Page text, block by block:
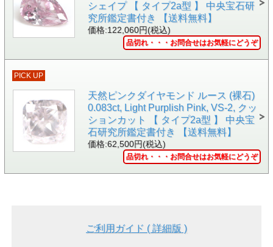
▲ 1円玉と一緒に撮影しました。おおよその大きさ(小ささ)
がお分かりいただけると思います。
シェイプ 【 タイプ2a型 】 中央宝石研
究所鑑定書付き 【送料無料】
価格:122,060円(税込)
品切れ・・・お問合せはお気軽にどうぞ
PICK UP
天然ピンクダイヤモンド ルース (裸石)
0.083ct, Light Purplish Pink, VS-2, クッ
ションカット 【 タイプ2a型 】 中央宝
石研究所鑑定書付き 【送料無料】
価格:62,500円(税込)
品切れ・・・お問合せはお気軽にどうぞ
ご利用ガイド ( 詳細版 )